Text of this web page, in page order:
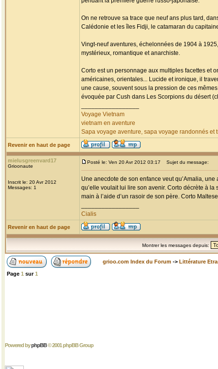
On ne retrouve sa trace que neuf ans plus tard,
Calédonie et les îles Fidji, le catamaran du
Vingt-neuf aventures, échelonnées de 1904 à
mystérieux, romantique et anarchiste.
Corto est un personnage aux multiples facettes et
américaines, orientales... Lucide et ironique, il
une cause, souvent sous la pression de ces
évoquée par Cush dans Les Scorpions du désert
Voyage Vietnam
vietnam en aventure
Sapa voyage aventure, sapa voyage randonnés et
Revenir en haut de page
mielusgreenvard17
Grioonaute
Inscrit le: 20 Avr 2012
Messages: 1
Posté le: Ven 20 Avr 2012 03:17 Sujet du message:
Une anecdote de son enfance veut qu’Amalia,
qu’elle voulait lui lire son avenir. Corto décrète à
main à l’aide d’un rasoir de son père. Corto
Cialis
Revenir en haut de page
Montrer les messages depuis:
grioo.com Index du Forum -> Littérature
Page 1 sur1
Powered byphpBB© 2001 phpBB Group